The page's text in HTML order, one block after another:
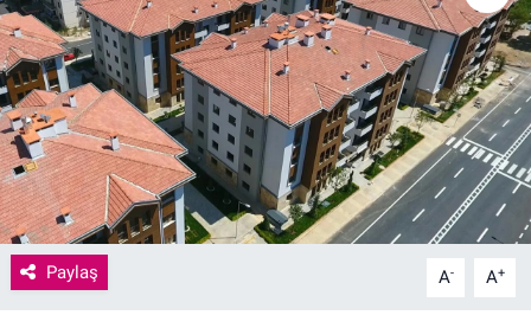
Paylaş A- A+